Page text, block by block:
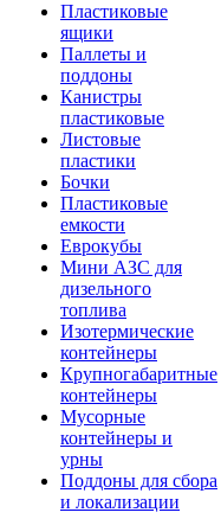
Пластиковые
ящики
Паллеты и
поддоны
Канистры
пластиковые
Листовые
пластики
Бочки
Пластиковые
емкости
Еврокубы
Мини АЗС для
дизельного
топлива
Изотермические
контейнеры
Крупногабаритные
контейнеры
Мусорные
контейнеры и
урны
Поддоны для сбора
и локализации